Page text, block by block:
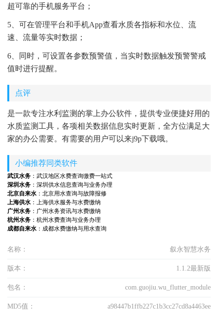
超可靠的手机服务平台；
5、可在管理平台和手机App查看水质各指标和水位、流
速、流量等实时数据；
6、同时，可设置各参数预警值，当实时数据触发预警警戒
值时进行提醒。
点评
是一款专注水利监测的掌上办公软件，提供专业便捷好用的
水质监测工具，各项相关数据信息实时更新，全方位满足大
家的办公需要。有需要的用户可以来j9p下载哦。
小编推荐同类软件
武汉水务 ：武汉地区水费查询缴费一站式
深圳水务 ：深圳供水信息查询与业务办理
北京自来水 ：北京用水查询与故障报修
上海供水 ：上海供水服务与水费缴纳
广州水务 ：广州水务资讯与水费缴纳
杭州水务 ：杭州水费查询与业务办理
成都自来水 ：成都水费缴纳与用水查询
名称： 叙永智慧水务
版本： 1.1.2最新版
包名： com.guojiu.wu_flutter_module
MD5值： a98447b1ffb227c1b3cc27cd8a4463ee